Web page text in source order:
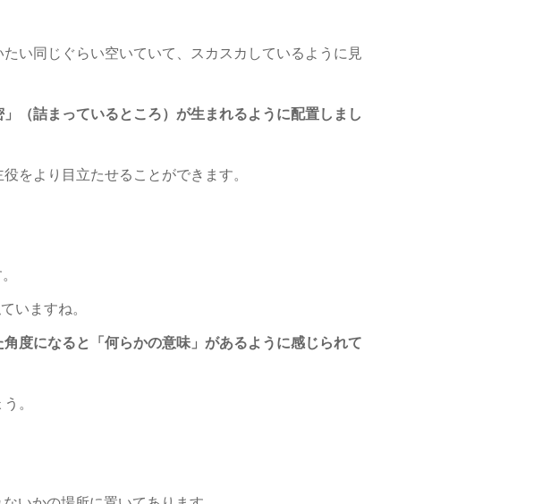
い同じぐらい空いていて、スカスカしているように見
」（詰まっているところ）が生まれるように配置しまし
をより目立たせることができます。
いますね。
度になると「何らかの意味」があるように感じられて
。